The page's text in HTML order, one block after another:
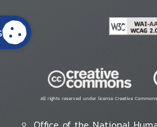
All rights reserved under license Creative